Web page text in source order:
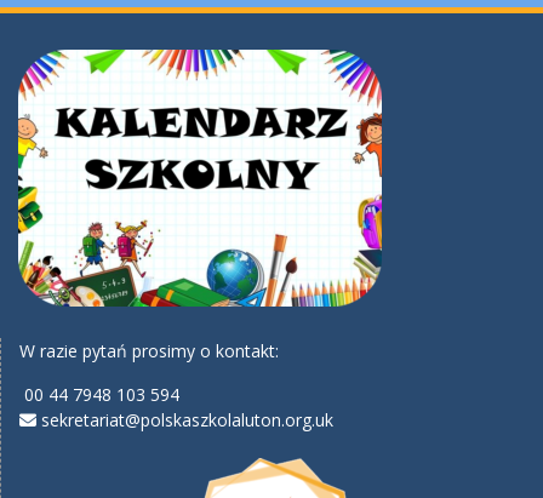
W razie pytań prosimy o kontakt:
00 44 7948 103 594
sekretariat@polskaszkolaluton.org.uk